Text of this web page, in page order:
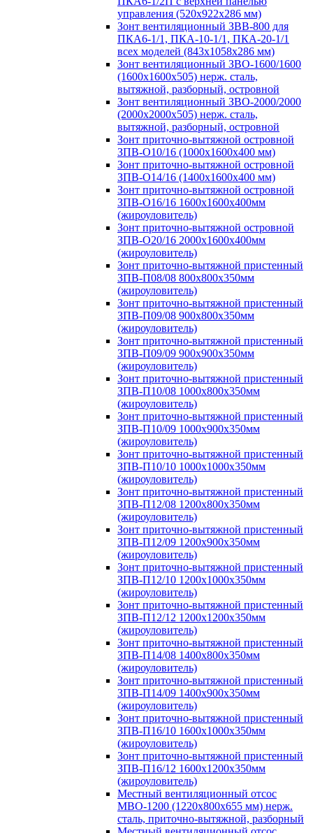
управления (520х922х286 мм)
Зонт вентиляционный ЗВВ-800 для
ПКА6-1/1, ПКА-10-1/1, ПКА-20-1/1
всех моделей (843х1058х286 мм)
Зонт вентиляционный ЗВО-1600/1600
(1600х1600х505) нерж. сталь,
вытяжной, разборный, островной
Зонт вентиляционный ЗВО-2000/2000
(2000х2000х505) нерж. сталь,
вытяжной, разборный, островной
Зонт приточно-вытяжной островной
ЗПВ-О10/16 (1000х1600х400 мм)
Зонт приточно-вытяжной островной
ЗПВ-О14/16 (1400х1600х400 мм)
Зонт приточно-вытяжной островной
ЗПВ-О16/16 1600х1600х400мм
(жироуловитель)
Зонт приточно-вытяжной островной
ЗПВ-О20/16 2000х1600х400мм
(жироуловитель)
Зонт приточно-вытяжной пристенный
ЗПВ-П08/08 800х800х350мм
(жироуловитель)
Зонт приточно-вытяжной пристенный
ЗПВ-П09/08 900х800х350мм
(жироуловитель)
Зонт приточно-вытяжной пристенный
ЗПВ-П09/09 900х900х350мм
(жироуловитель)
Зонт приточно-вытяжной пристенный
ЗПВ-П10/08 1000х800х350мм
(жироуловитель)
Зонт приточно-вытяжной пристенный
ЗПВ-П10/09 1000х900х350мм
(жироуловитель)
Зонт приточно-вытяжной пристенный
ЗПВ-П10/10 1000х1000х350мм
(жироуловитель)
Зонт приточно-вытяжной пристенный
ЗПВ-П12/08 1200х800х350мм
(жироуловитель)
Зонт приточно-вытяжной пристенный
ЗПВ-П12/09 1200х900х350мм
(жироуловитель)
Зонт приточно-вытяжной пристенный
ЗПВ-П12/10 1200х1000х350мм
(жироуловитель)
Зонт приточно-вытяжной пристенный
ЗПВ-П12/12 1200х1200х350мм
(жироуловитель)
Зонт приточно-вытяжной пристенный
ЗПВ-П14/08 1400х800х350мм
(жироуловитель)
Зонт приточно-вытяжной пристенный
ЗПВ-П14/09 1400х900х350мм
(жироуловитель)
Зонт приточно-вытяжной пристенный
ЗПВ-П16/10 1600х1000х350мм
(жироуловитель)
Зонт приточно-вытяжной пристенный
ЗПВ-П16/12 1600х1200х350мм
(жироуловитель)
Местный вентиляционный отсос
МВО-1200 (1220х800х655 мм) нерж.
сталь, приточно-вытяжной, разборный